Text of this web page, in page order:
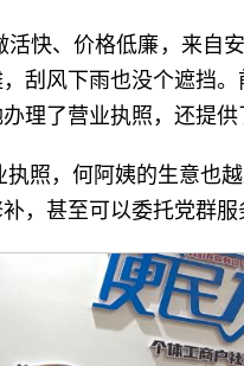
活快、价格低廉，来自
刮风下雨也没个遮挡
理了营业执照，还提
执照，何阿姨的生意也
，甚至可以委托党群